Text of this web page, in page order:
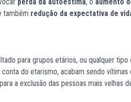
também redução da expectativa de
para grupos etários, ou qualquer tipo
do etarismo, acabam sendo
a exclusão das pessoas mais velhas